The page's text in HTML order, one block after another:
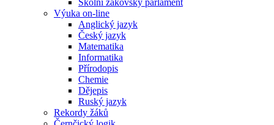
Školní žákovský parlament
Výuka on-line
Anglický jazyk
Český jazyk
Matematika
Informatika
Přírodopis
Chemie
Dějepis
Ruský jazyk
Rekordy žáků